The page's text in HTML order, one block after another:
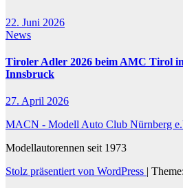
22. Juni 2026
News
Tiroler Adler 2026 beim AMC Tirol
Innsbruck
27. April 2026
MACN - Modell Auto Club Nürnberg
Modellautorennen seit 1973
Stolz präsentiert von WordPress | Theme: